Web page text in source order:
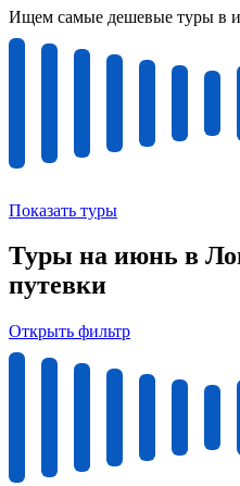
Ищем самые дешевые туры в
Показать туры
Туры на июнь в
путевки
Открыть фильтр